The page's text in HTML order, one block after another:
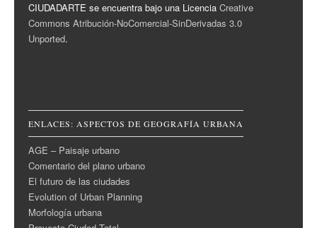
CIUDADARTE se encuentra bajo una Licencia Creative
Commons Atribución-NoComercial-SinDerivadas 3.0
Unported.
ENLACES: ASPECTOS DE GEOGRAFÍA URBANA
AGE – Paisaje urbano
Comentario del plano urbano
El futuro de las ciudades
Evolution of Urban Planning
Morfología urbana